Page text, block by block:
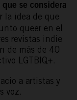
se considera
la idea de que
queer en el
revistas indie
de más de 40
LGTBIQ+.
a artistas y
voz.